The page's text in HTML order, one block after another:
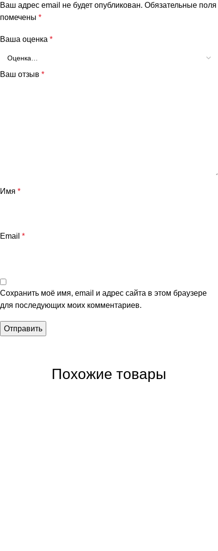
Ваш адрес email не будет опубликован. Обязательные поля
помечены *
Ваша оценка *
Ваш отзыв *
Имя *
Email *
Сохранить моё имя, email и адрес сайта в этом браузере
для последующих моих комментариев.
Похожие товары